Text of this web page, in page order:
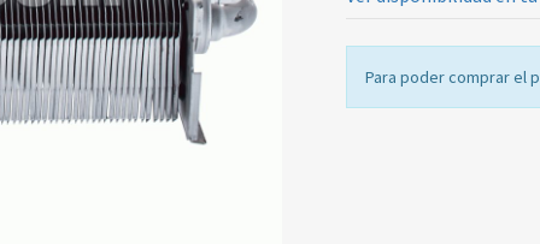
Para poder comprar el